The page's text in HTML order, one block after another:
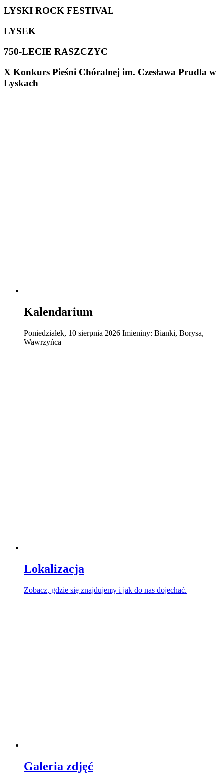
LYSKI ROCK FESTIVAL
LYSEK
750-LECIE RASZCZYC
X Konkurs Pieśni Chóralnej im. Czesława Prudla w
Lyskach
Kalendarium
Poniedziałek, 10 sierpnia 2026 Imieniny: Bianki, Borysa,
Wawrzyńca
Lokalizacja
Zobacz, gdzie się znajdujemy i jak do nas dojechać.
Galeria zdjęć